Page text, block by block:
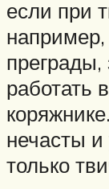
если при
работать
нечасты и
только